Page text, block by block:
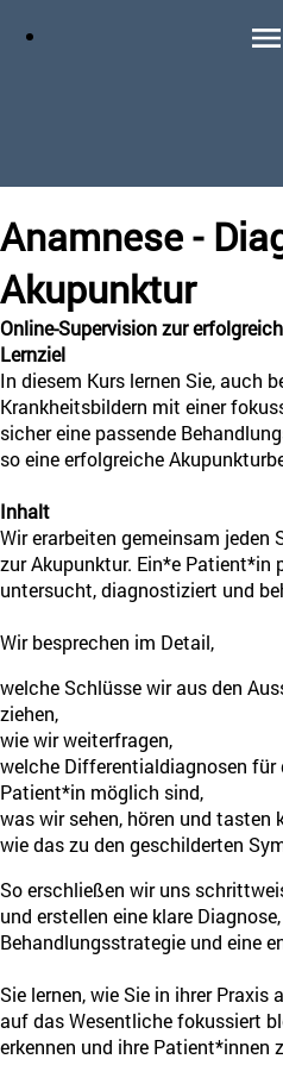
Anamnese -
Akupunktur
Online-Supervision zur
Lernziel
In diesem Kurs lernen Sie, auch
Krankheitsbildern mit einer
sicher eine passende
so eine erfolgreiche
Inhalt
Wir erarbeiten gemeinsam jeden
zur Akupunktur. Ein*e Patient*in
untersucht, diagnostiziert und
Wir besprechen im Detail,
welche Schlüsse wir aus den
ziehen,
wie wir weiterfragen,
welche Differentialdiagnosen für
Patient*in möglich sind,
was wir sehen, hören und tasten
wie das zu den geschilderten
So erschließen wir uns
und erstellen eine klare
Behandlungsstrategie und eine
Sie lernen, wie Sie in ihrer
auf das Wesentliche fokussiert
erkennen und ihre Patient*innen